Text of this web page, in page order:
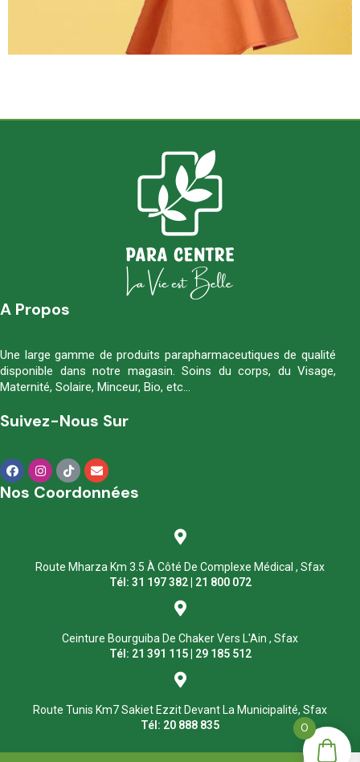
A Propos
Une large gamme de produits parapharmaceutiques de qualité
disponible dans notre magasin. Soins du corps, du Visage,
Maternité, Solaire, Minceur, Bio, etc…
Suivez-Nous Sur
Nos Coordonnées
Route Mharza Km 3.5 À Côté De Complexe Médical , Sfax
Tél: 31 197 382 | 21 800 072
Ceinture Bourguiba De Chaker Vers L'Ain , Sfax
Tél: 21 391 115 | 29 185 512
Route Tunis Km7 Sakiet Ezzit Devant La Municipalité, Sfax
Tél: 20 888 835
0